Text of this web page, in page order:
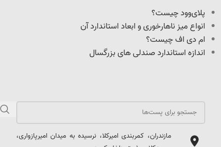
مازندران، کمربندی امیرکلا، نرسیده به میدان امیرپازواری،
پلای‌وود چیست؟
انواع میز ناهارخوری و ابعاد استاندارد آن
ام دی اف چیست؟
اندازه استاندارد صندلی های بزرگسال